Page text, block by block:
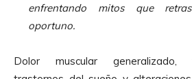
enfrentando mitos que
oportuno.
Dolor muscular generalizado,